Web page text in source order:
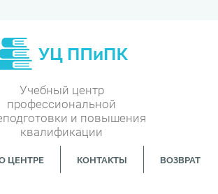
Учебный центр
профессиональной
и повышения
квалификации
ЦЕНТРЕ КОНТАКТЫ ВОЗВРАТ